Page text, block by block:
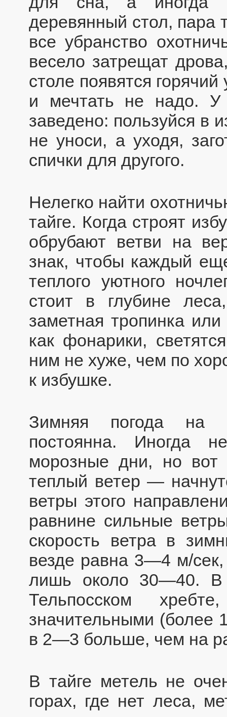
деревянный стол, пара
все убранство
весело затрещат
столе появятся
и мечтать не надо. У
заведено: пользуйся в
не уноси, а уходя,
спички для другого.
Нелегко найти
тайге. Когда строят
обрубают ветви на
знак, чтобы каждый
теплого уютного
стоит в глубине
заметная тропинка
как фонарики,
ним не хуже, чем по
к избушке.
Зимняя погода на
постоянна. Иногда
морозные дни, но вот
теплый ветер —
ветры этого
равнине сильные
скорость ветра в
везде равна 3—4 м/
лишь около 30—40. В
Тельпосском
значительными (более
в 2—3 больше, чем на
В тайге метель не
горах, где нет леса,